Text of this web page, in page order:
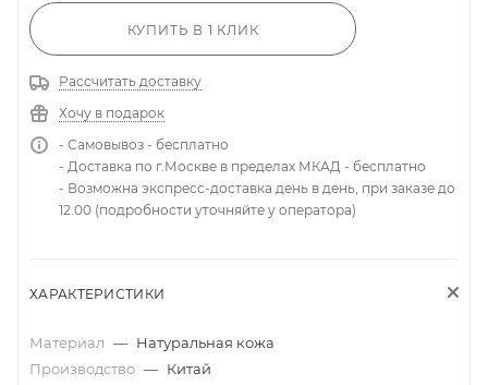
КУПИТЬ В 1 КЛИК
Рассчитать доставку
Хочу в подарок
- Самовывоз - бесплатно
- Доставка по г.Москве в пределах МКАД - бесплатно
- Возможна экспресс-доставка день в день, при заказе до
12.00 (подробности уточняйте у оператора)
ХАРАКТЕРИСТИКИ
Материал — Натуральная кожа
Производство — Китай